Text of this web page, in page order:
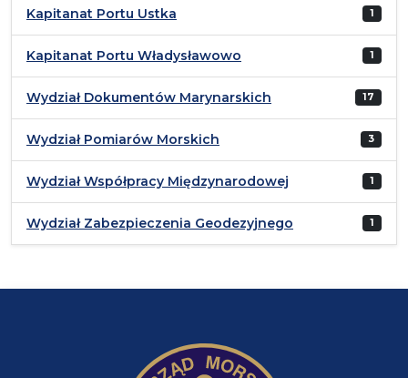
Kapitanat Portu Ustka 1
Kapitanat Portu Władysławowo 1
Wydział Dokumentów Marynarskich 17
Wydział Pomiarów Morskich 3
Wydział Współpracy Międzynarodowej 1
Wydział Zabezpieczenia Geodezyjnego 1